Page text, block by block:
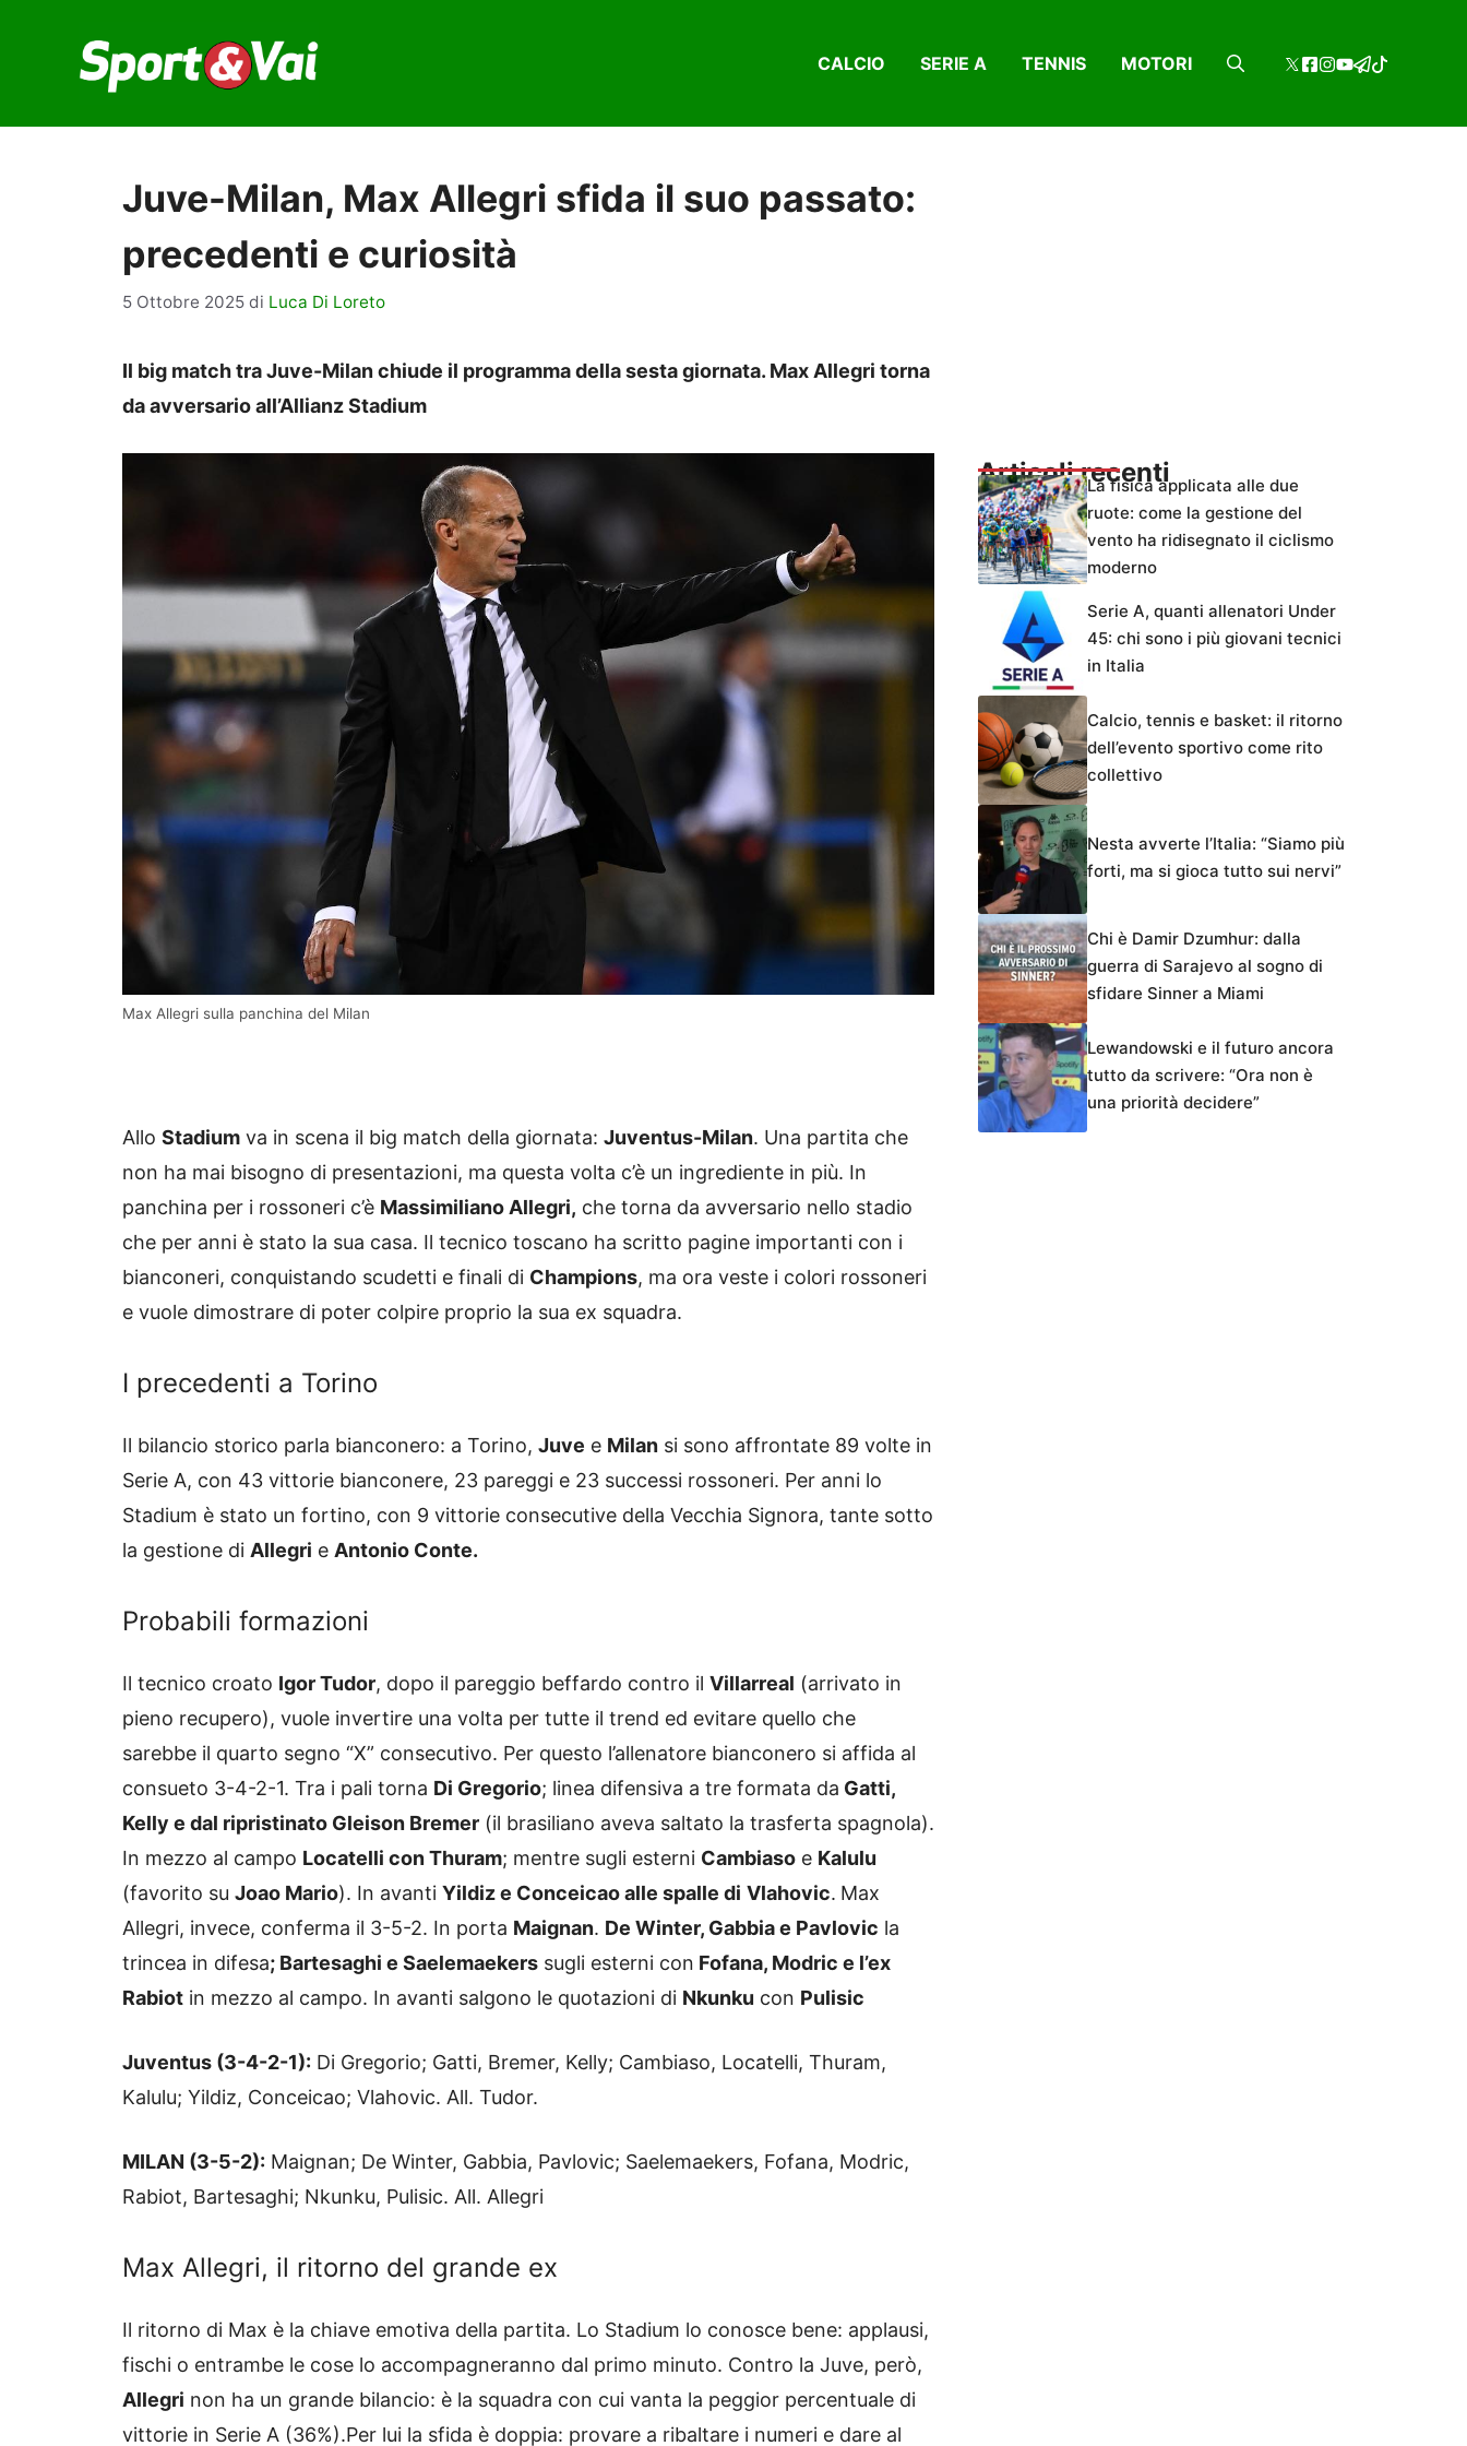
contenuto
CALCIO SERIE A TENNIS MOTORI
Juve-Milan, Max Allegri sfida il suo passato:
precedenti e curiosità
5 Ottobre 2025 di Luca Di Loreto
Il big match tra Juve-Milan chiude il programma della sesta giornata. Max Allegri torna
da avversario all’Allianz Stadium
Max Allegri sulla panchina del Milan
Allo Stadium va in scena il big match della giornata: Juventus-Milan. Una partita che
non ha mai bisogno di presentazioni, ma questa volta c’è un ingrediente in più. In
panchina per i rossoneri c’è Massimiliano Allegri, che torna da avversario nello stadio
che per anni è stato la sua casa. Il tecnico toscano ha scritto pagine importanti con i
bianconeri, conquistando scudetti e finali di Champions, ma ora veste i colori rossoneri
e vuole dimostrare di poter colpire proprio la sua ex squadra.
I precedenti a Torino
Il bilancio storico parla bianconero: a Torino, Juve e Milan si sono affrontate 89 volte in
Serie A, con 43 vittorie bianconere, 23 pareggi e 23 successi rossoneri. Per anni lo
Stadium è stato un fortino, con 9 vittorie consecutive della Vecchia Signora, tante sotto
la gestione di Allegri e Antonio Conte.
Probabili formazioni
Il tecnico croato Igor Tudor, dopo il pareggio beffardo contro il Villarreal (arrivato in
pieno recupero), vuole invertire una volta per tutte il trend ed evitare quello che
sarebbe il quarto segno “X” consecutivo. Per questo l’allenatore bianconero si affida al
consueto 3-4-2-1. Tra i pali torna Di Gregorio; linea difensiva a tre formata da Gatti,
Kelly e dal ripristinato Gleison Bremer (il brasiliano aveva saltato la trasferta spagnola).
In mezzo al campo Locatelli con Thuram; mentre sugli esterni Cambiaso e Kalulu
(favorito su Joao Mario). In avanti Yildiz e Conceicao alle spalle di Vlahovic. Max
Allegri, invece, conferma il 3-5-2. In porta Maignan. De Winter, Gabbia e Pavlovic la
trincea in difesa; Bartesaghi e Saelemaekers sugli esterni con Fofana, Modric e l’ex
Rabiot in mezzo al campo. In avanti salgono le quotazioni di Nkunku con Pulisic
Juventus (3-4-2-1): Di Gregorio; Gatti, Bremer, Kelly; Cambiaso, Locatelli, Thuram,
Kalulu; Yildiz, Conceicao; Vlahovic. All. Tudor.
MILAN (3-5-2): Maignan; De Winter, Gabbia, Pavlovic; Saelemaekers, Fofana, Modric,
Rabiot, Bartesaghi; Nkunku, Pulisic. All. Allegri
Max Allegri, il ritorno del grande ex
Il ritorno di Max è la chiave emotiva della partita. Lo Stadium lo conosce bene: applausi,
fischi o entrambe le cose lo accompagneranno dal primo minuto. Contro la Juve, però,
Allegri non ha un grande bilancio: è la squadra con cui vanta la peggior percentuale di
vittorie in Serie A (36%).Per lui la sfida è doppia: provare a ribaltare i numeri e dare al
Articoli recentiLa fisica applicata alle due
ruote: come la gestione del
vento ha ridisegnato il ciclismo
moderno
Serie A, quanti allenatori Under
45: chi sono i più giovani tecnici
in Italia
Calcio, tennis e basket: il ritorno
dell’evento sportivo come rito
collettivo
Nesta avverte l’Italia: “Siamo più
forti, ma si gioca tutto sui nervi”
Chi è Damir Dzumhur: dalla
guerra di Sarajevo al sogno di
sfidare Sinner a Miami
Lewandowski e il futuro ancora
tutto da scrivere: “Ora non è
una priorità decidere”